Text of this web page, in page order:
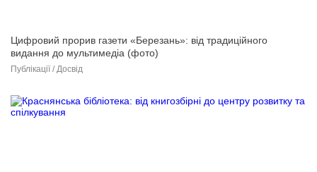
Цифровий прорив газети «Березань»: від традиційного
видання до мультимедіа (фото)
Публікації / Досвід